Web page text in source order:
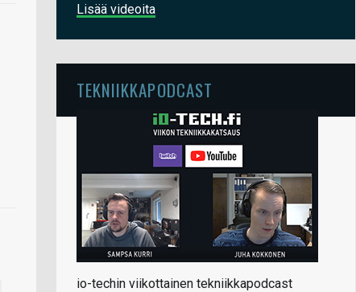
Lisää videoita
TEKNIIKKAPODCAST
io-techin viikottainen tekniikkapodcast